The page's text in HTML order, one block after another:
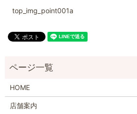
top_img_point001a
HOME
店舗案内